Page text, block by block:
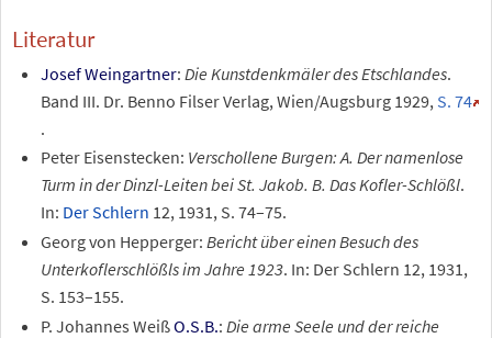
Literatur
Josef Weingartner: Die Kunstdenkmäler des Etschlandes.
Band III. Dr. Benno Filser Verlag, Wien/Augsburg 1929, S. 74
.
Peter Eisenstecken: Verschollene Burgen: A. Der namenlose
Turm in der Dinzl-Leiten bei St. Jakob. B. Das Kofler-Schlößl.
In: Der Schlern 12, 1931, S. 74–75.
Georg von Hepperger: Bericht über einen Besuch des
Unterkoflerschlößls im Jahre 1923. In: Der Schlern 12, 1931,
S. 153–155.
P. Johannes WeißO.S.B.: Die arme Seele und der reiche